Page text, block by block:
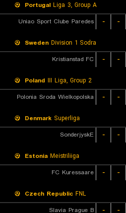
Portugal Liga 3, Group A
Uniao Sport Clube Paredes
- -
Sweden Division 1 Sodra
Kristianstad FC
- -
Poland III Liga, Group 2
Polonia Sroda Wielkopolska
- -
Denmark Superliga
SonderjyskE
- -
Estonia Meistriliiga
FC Kuressaare
- -
Czech Republic FNL
Slavia Prague B
- -